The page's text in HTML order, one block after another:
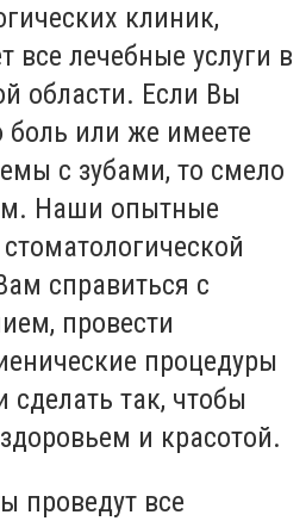
клиник,
все лечебные услуги в
области. Если Вы
боль или же имеете
с зубами, то смело
Наши опытные
справиться с
провести
процедуры
сделать так, чтобы
и красотой.
проведут все